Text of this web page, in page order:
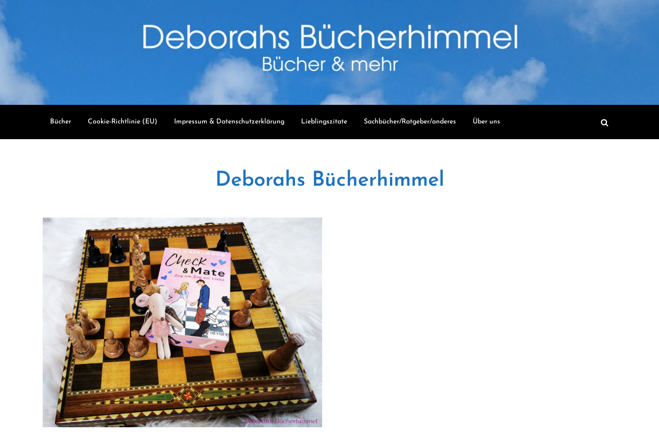
content
Bücher Cookie-Richtlinie (EU) Impressum & Datenschutzerklärung Lieblingszitate Sachbücher/Ratgeber/anderes Über uns
Deborahs Bücherhimmel